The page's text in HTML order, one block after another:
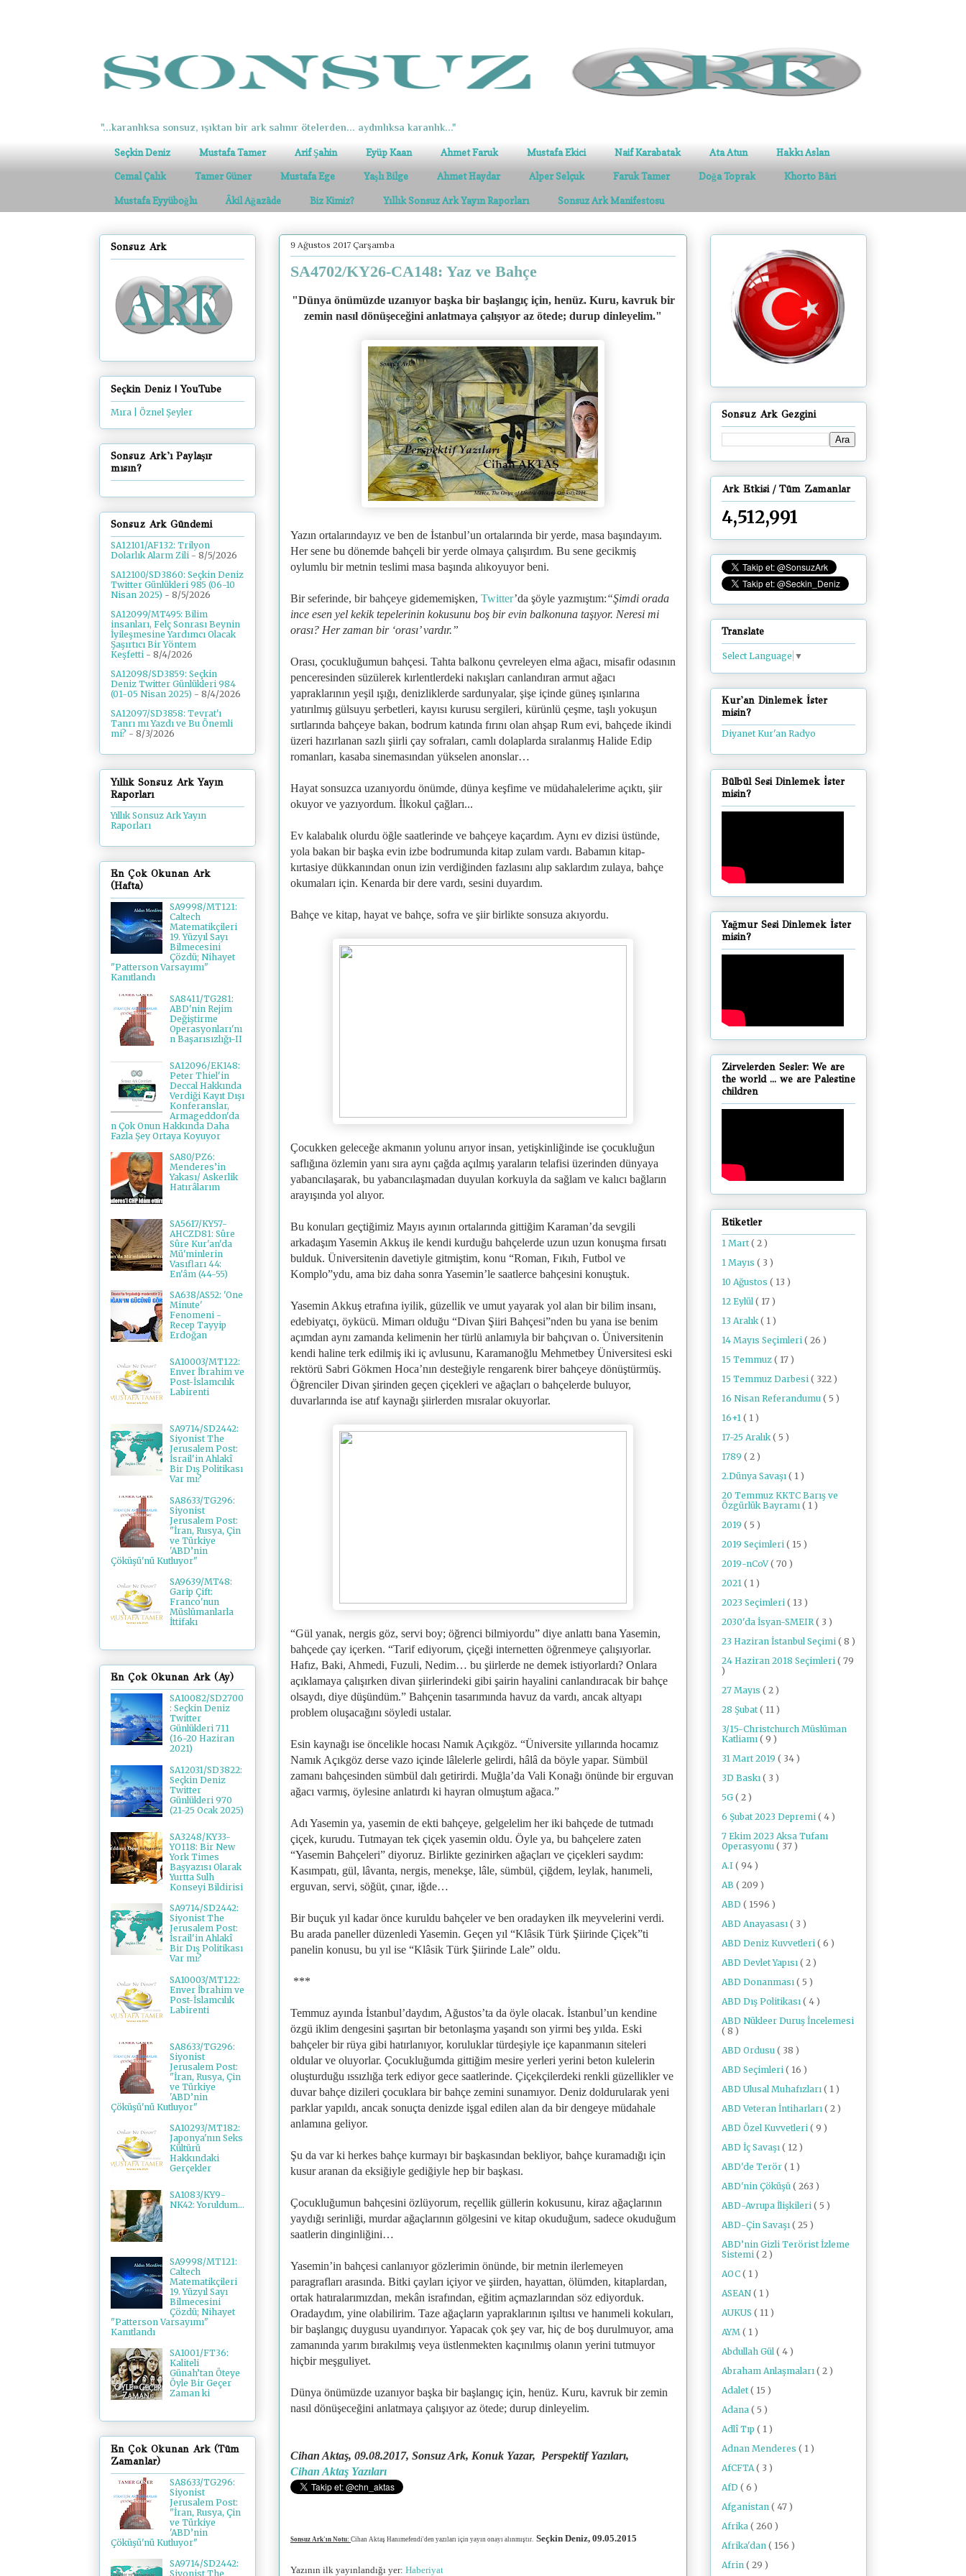
"...karanlıksa sonsuz, ışıktan bir ark salınır ötelerden... aydınlıksa karanlık..."
Seçkin Deniz Mustafa Tamer Arif Şahin Eyüp Kaan Ahmet Faruk Mustafa Ekici Naif Karabatak Ata Atun Hakkı Aslan
Cemal Çalık Tamer Güner Mustafa Ege Yaşlı Bilge Ahmet Haydar Alper Selçuk Faruk Tamer Doğa Toprak Khorto Bâri
Mustafa Eyyüboğlu Âkil Ağazâde Biz Kimiz? Yıllık Sonsuz Ark Yayın Raporları Sonsuz Ark Manifestosu
9 Ağustos 2017 Çarşamba
SA4702/KY26-CA148: Yaz ve Bahçe
"Dünya önümüzde uzanıyor başka bir başlangıç için, henüz. Kuru, kavruk bir
zemin nasıl dönüşeceğini anlatmaya çalışıyor az ötede; durup dinleyelim."
Yazın ortalarındayız ve ben de İstanbul’un ortalarında bir yerde, masa başındayım.
Her sene bu dönemde bahçeli bir yerde olmaya çalışırdım. Bu sene gecikmiş
oylumlu bir metnin teslimi masa başında alıkoyuyor beni.
Bir seferinde, bir bahçeye gidememişken, Twitter’da şöyle yazmıştım:“Şimdi orada
ince esen yel kekik tepelerinin kokusunu boş bir evin balkonuna taşıyor. Neresi mi
orası? Her zaman bir ‘orası’ vardır.”
Orası, çocukluğumun bahçesi. Tahta balkonu çevreleyen elma ağacı, misafir odasının
penceresinden süzülerek kırlentlerdeki nakışları canlandıran armut ağacı
yapraklarının yeşil ışığı, denizliklerde sardunyalar, şişe içinde güneş ışınlarına
yatırılmış gülsuyu şerbetleri, kayısı kurusu sergileri, kürünlü çeşme, taşlı yokuşun
sırtlarında bahçeye bakan, bodrum katında fırını olan ahşap Rum evi, bahçede ikindi
üzeri hazırlanan sazlı şiirli çay sofraları, camlı dolaplarda sıralanmış Halide Edip
romanları, kasaba sinemasından yükselen anonslar…
Hayat sonsuzca uzanıyordu önümde, dünya keşfime ve müdahalelerime açıktı, şiir
okuyor ve yazıyordum. İlkokul çağları...
Ev kalabalık olurdu öğle saatlerinde ve bahçeye kaçardım. Aynı ev dizisi üstünde,
yola bakan bir başka evin izbe bodrumunda kitap zulam vardı. Babamın kitap-
kırtasiye dükkanından onun izin verdiğinden fazlasını alıp saklardım zulaya, bahçe
okumaları için. Kenarda bir dere vardı, sesini duyardım.
Bahçe ve kitap, hayat ve bahçe, sofra ve şiir birlikte sonsuza akıyordu.
Çocukken geleceğe akmanın yolunu arıyor insan, yetişkinliğinde ise çocukluğun
saflığına özlemin yanı sıra aynı çağda açılmış yaraların telafisi üzerinden dünyaya
yabancılaşarak, bu yabancılaşmadan duyulan korkuyla da sağlam ve kalıcı bağların
arayışında yol alıyor.
Bu konuları geçtiğimiz Mayıs ayının ortalarında gittiğim Karaman’da sevgili
arkadaşım Yasemin Akkuş ile kendi kurduğu bahçelerde uzun uzun konuşma fırsatı
bulduk. Üniversitenin davetiyle gitmiştim, konu “Roman, Fıkıh, Futbol ve
Komplo”ydu, ama biz daha sonra Yasemin’le saatlerce bahçesini konuştuk.
Yasemin Akkuş etrafına iyilik, güzellik ve umut yayarak yol alan bir bilim insanı,
edebiyatçı, öykücü. Mimarı olduğu “Divan Şiiri Bahçesi”nden bu yana ise benim
açımdan aynı zamanda kelimenin her türlü anlamıyla bir bahçıvan o. Üniversitenin
kendi haline terk edilmiş iki iç avlusunu, Karamanoğlu Mehmetbey Üniversitesi eski
rektörü Sabri Gökmen Hoca’nın desteğiyle rengarenk birer bahçeye dönüştürmüş.
Öğrenciler Divan şirinden geçen çiçekleri ve ağaçları o bahçelerde buluyor,
duvarlarında ise atıf kaynağı şiirlerden mısralar okuyorlar.
“Gül yanak, nergis göz, servi boy; öğrenci bilmiyordu” diye anlattı bana Yasemin,
bahçede çay içerken. “Tarif ediyorum, çiçeği internetten öğrenmeye çalışıyorlar.
Hafız, Baki, Ahmedi, Fuzuli, Nedim… bu şiirlerde ne demek istiyorlardı? Onlara
açıklamaya çalışırken divan şiirlerindeki gibi şairin hayalini canlandıracak bir bahçe
olsaydı, diye düşündüm.” Bahçenin tasarımında havuz da vardı, ancak altyapı
problem oluşacağını söyledi ustalar.
Esin kaynağı ise öncelikle hocası Namık Açıkgöz. “Üniversite yıllarında hocamız
Namık Açıkgöz derse vazo içinde lâlelerle gelirdi, hâlâ da böyle yapar. Sümbül
zamanı bahçesinden sümbül dalı getirirdi. Muğla’da Vali Konağı önünde bir erguvan
ağacı varmış, öylesine anlatırdı ki hayran olmuştum ağaca.”
Adı Yasemin ya, yasemin de ekti bahçeye, gelgelelim her iki bahçede de tutmadı
çiçek, kurudu. Tutmayan tek çiçek yasemin oldu. Öyle ya, bu bahçelere zaten
“Yasemin Bahçeleri” diyoruz. Birlikte gezinirken ağaçları ve çiçekleri saydım:
Kasımpatı, gül, lâvanta, nergis, menekşe, lâle, sümbül, çiğdem, leylak, hanımeli,
erguvan, servi, söğüt, çınar, iğde…
Bir buçuk yıl kadar önce kuruldu bahçeler ve ben oradayken ilk meyvelerini verdi.
Bu arada paneller düzenledi Yasemin. Geçen yıl “Klâsik Türk Şiirinde Çiçek”ti
panelin konusu, bu yıl ise “Klâsik Türk Şiirinde Lale” oldu.
***
Temmuz ayında İstanbul’daydım, Ağustos’ta da öyle olacak. İstanbul’un kendine
özgü iklim dengesini şaşırtan bir betonlaşma yaşandı son yirmi beş yılda. Eski
bahçeler bir rüya gibi hatırlanıyor, koruluklar türdeşiyle içe kapanmanın siteleri
oldular ve oluyorlar. Çocukluğumda gittiğim mesire yerleri yerini beton kulelerin
oluşturduğu ıssızlığa terk ediyor gece saatlerinde. Çiçekçilerdeki renkli güzellikler ve
duvar bahçe dizileri çocuklara bir bahçe zemini sunamıyor. Deniz doldurularak yeni
parklar yapıldı, ancak sonuçta denizde işgal edilen alan da bir dengeye müdahale
anlamına geliyor.
Şu da var ki herkes bahçe kurmayı bir başkasından bekliyor, bahçe kuramadığı için
kusur aranan da eksiğiyle gediğiyle hep bir başkası.
Çocukluğumun bahçesini özlüyorum, reçellik güllerin kokusunu, kiraz ağaçlarının
yaydığı serinliği, murdar ağaçlarının gölgesini ve kitap okuduğum, sadece okuduğum
saatlerin dinginliğini…
Yasemin’in bahçesi canlanıyor gözlerimin önünde, bir metnin ilerlemeyen
paragrafları arasında. Bitki çayları içiyor ve şiirden, hayattan, ölümden, kitaplardan,
ortak hatıralarımızdan, mekân israfından, eğitim açmazlarından söz ediyorduk.
Oradaydım, yine olabilirim. Taze ağaçların yapraklarının ışıltısı ve hanımeli kokuları,
bir başlangıç duygusu uyandırıyor. Yapacak çok şey var, hiç de boş durulmuyor, ama
zamanında yarım bırakılmış veya üstlenmekten kaçınılmış olanın yerini tutmuyor
hiçbir meşguliyet.
Dünya önümüzde uzanıyor başka bir başlangıç için, henüz. Kuru, kavruk bir zemin
nasıl dönüşeceğini anlatmaya çalışıyor az ötede; durup dinleyelim.
Cihan Aktaş, 09.08.2017, Sonsuz Ark, Konuk Yazar, Perspektif Yazıları,
Cihan Aktaş Yazıları
Sonsuz Ark'ın Notu: Cihan Aktaş Hanımefendi'den yazıları için yayın onayı alınmıştır. Seçkin Deniz, 09.05.2015
Yazının ilk yayınlandığı yer: Haberiyat
Sonsuz Ark
Seçkin Deniz | YouTube
Mıra | Öznel Şeyler
Sonsuz Ark'ı Paylaşır
mısın?
Sonsuz Ark Gündemi
SA12101/AF132: Trilyon
Dolarlık Alarm Zili - 8/5/2026
SA12100/SD3860: Seçkin Deniz
Twitter Günlükleri 985 (06-10
Nisan 2025) - 8/5/2026
SA12099/MT495: Bilim
insanları, Felç Sonrası Beynin
İyileşmesine Yardımcı Olacak
Şaşırtıcı Bir Yöntem
Keşfetti - 8/4/2026
SA12098/SD3859: Seçkin
Deniz Twitter Günlükleri 984
(01-05 Nisan 2025) - 8/4/2026
SA12097/SD3858: Tevrat'ı
Tanrı mı Yazdı ve Bu Önemli
mi? - 8/3/2026
Yıllık Sonsuz Ark Yayın
Raporları
Yıllık Sonsuz Ark Yayın
Raporları
En Çok Okunan Ark
(Hafta)
SA9998/MT121:
Caltech
Matematikçileri
19. Yüzyıl Sayı
Bilmecesini
Çözdü; Nihayet
"Patterson Varsayımı"
Kanıtlandı
SA8411/TG281:
ABD'nin Rejim
Değiştirme
Operasyonları'nı
n Başarısızlığı-II
SA12096/EK148:
Peter Thiel'in
Deccal Hakkında
Verdiği Kayıt Dışı
Konferanslar,
Armageddon'da
n Çok Onun Hakkında Daha
Fazla Şey Ortaya Koyuyor
SA80/PZ6:
Menderes’in
Yakası/ Askerlik
Hatırâlarım
SA5617/KY57-
AHCZD81: Sûre
Sûre Kur'an'da
Mü'minlerin
Vasıfları 44:
En'âm (44-55)
SA638/AS52: 'One
Minute'
Fenomeni -
Recep Tayyip
Erdoğan
SA10003/MT122:
Enver İbrahim ve
Post-İslamcılık
Labirenti
SA9714/SD2442:
Siyonist The
Jerusalem Post:
İsrail'in Ahlakî
Bir Dış Politikası
Var mı?
SA8633/TG296:
Siyonist
Jerusalem Post:
"İran, Rusya, Çin
ve Türkiye
'ABD’nin
Çöküşü'nü Kutluyor"
SA9639/MT48:
Garip Çift:
Franco'nun
Müslümanlarla
İttifakı
En Çok Okunan Ark (Ay)
SA10082/SD2700
: Seçkin Deniz
Twitter
Günlükleri 711
(16-20 Haziran
2021)
SA12031/SD3822:
Seçkin Deniz
Twitter
Günlükleri 970
(21-25 Ocak 2025)
SA3248/KY33-
YO118: Bir New
York Times
Başyazısı Olarak
Yurtta Sulh
Konseyi Bildirisi
SA9714/SD2442:
Siyonist The
Jerusalem Post:
İsrail'in Ahlakî
Bir Dış Politikası
Var mı?
SA10003/MT122:
Enver İbrahim ve
Post-İslamcılık
Labirenti
SA8633/TG296:
Siyonist
Jerusalem Post:
"İran, Rusya, Çin
ve Türkiye
'ABD’nin
Çöküşü'nü Kutluyor"
SA10293/MT182:
Japonya'nın Seks
Kültürü
Hakkındaki
Gerçekler
SA1083/KY9-
NK42: Yoruldum...
SA9998/MT121:
Caltech
Matematikçileri
19. Yüzyıl Sayı
Bilmecesini
Çözdü; Nihayet
"Patterson Varsayımı"
Kanıtlandı
SA1001/FT36:
Kaliteli
Günah’tan Öteye
Öyle Bir Geçer
Zaman ki
En Çok Okunan Ark (Tüm
Zamanlar)
SA8633/TG296:
Siyonist
Jerusalem Post:
"İran, Rusya, Çin
ve Türkiye
'ABD’nin
Çöküşü'nü Kutluyor"
SA9714/SD2442:
Siyonist The
Sonsuz Ark Gezgini
Ark Etkisi / Tüm Zamanlar
4,512,991
Translate
Select Language ▼
Kur'an Dinlemek İster
misin?
Diyanet Kur'an Radyo
Bülbül Sesi Dinlemek İster
misin?
Yağmur Sesi Dinlemek İster
misin?
Zirvelerden Sesler: We are
the world ... we are Palestine
children
Etiketler
1 Mart ( 2 )
1 Mayıs ( 3 )
10 Ağustos ( 13 )
12 Eylül ( 17 )
13 Aralık ( 1 )
14 Mayıs Seçimleri ( 26 )
15 Temmuz ( 17 )
15 Temmuz Darbesi ( 322 )
16 Nisan Referandumu ( 5 )
16+1 ( 1 )
17-25 Aralık ( 5 )
1789 ( 2 )
2.Dünya Savaşı ( 1 )
20 Temmuz KKTC Barış ve
Özgürlük Bayramı ( 1 )
2019 ( 5 )
2019 Seçimleri ( 15 )
2019-nCoV( 70 )
2021 ( 1 )
2023 Seçimleri ( 13 )
2030'da İsyan-SMEIR ( 3 )
23 Haziran İstanbul Seçimi ( 8 )
24 Haziran 2018 Seçimleri ( 79
)
27 Mayıs ( 2 )
28 Şubat ( 11 )
3/15-Christchurch Müslüman
Katliamı ( 9 )
31 Mart 2019 ( 34 )
3D Baskı ( 3 )
5G ( 2 )
6 Şubat 2023 Depremi ( 4 )
7 Ekim 2023 Aksa Tufanı
Operasyonu ( 37 )
A.I ( 94 )
AB ( 209 )
ABD ( 1596 )
ABD Anayasası ( 3 )
ABD Deniz Kuvvetleri ( 6 )
ABD Devlet Yapısı ( 2 )
ABD Donanması ( 5 )
ABD Dış Politikası ( 4 )
ABD Nükleer Duruş İncelemesi
( 8 )
ABD Ordusu ( 38 )
ABD Seçimleri ( 16 )
ABD Ulusal Muhafızları ( 1 )
ABD Veteran İntiharları ( 2 )
ABD Özel Kuvvetleri ( 9 )
ABD İç Savaşı ( 12 )
ABD'de Terör ( 1 )
ABD'nin Çöküşü ( 263 )
ABD-Avrupa İlişkileri ( 5 )
ABD-Çin Savaşı ( 25 )
ABD’nin Gizli Terörist İzleme
Sistemi ( 2 )
AOC ( 1 )
ASEAN ( 1 )
AUKUS ( 11 )
AYM ( 1 )
Abdullah Gül ( 4 )
Abraham Anlaşmaları ( 2 )
Adalet ( 15 )
Adana ( 5 )
Adlî Tıp ( 1 )
Adnan Menderes ( 1 )
AfCFTA ( 3 )
AfD ( 6 )
Afganistan ( 47 )
Afrika ( 260 )
Afrika'dan ( 156 )
Afrin ( 29 )